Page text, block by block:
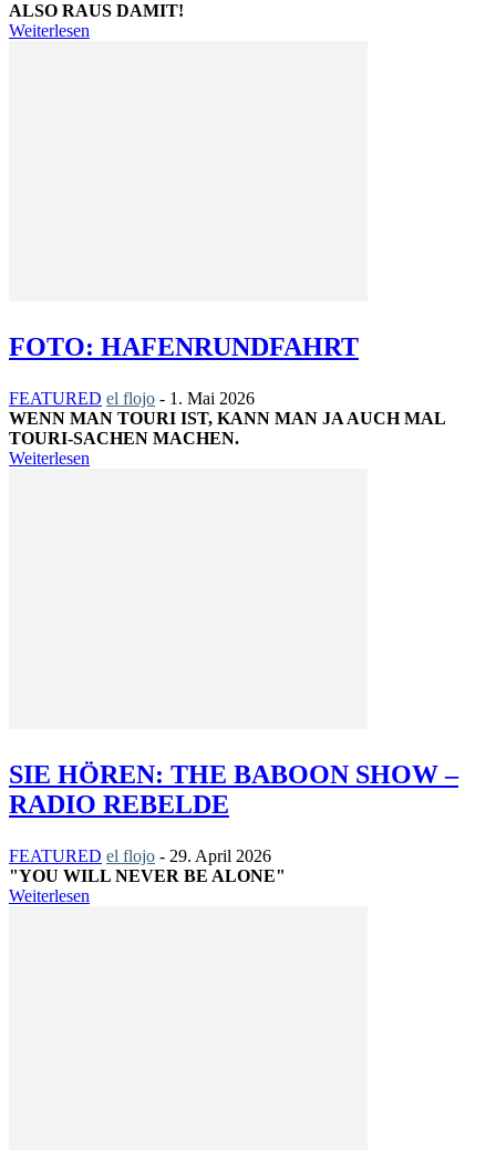
ALSO RAUS DAMIT!
Weiterlesen
FOTO: HAFENRUNDFAHRT
FEATURED el flojo - 1. Mai 2026
WENN MAN TOURI IST, KANN MAN JA AUCH MAL
TOURI-SACHEN MACHEN.
Weiterlesen
SIE HÖREN: THE BABOON SHOW –
RADIO REBELDE
FEATURED el flojo - 29. April 2026
"YOU WILL NEVER BE ALONE"
Weiterlesen